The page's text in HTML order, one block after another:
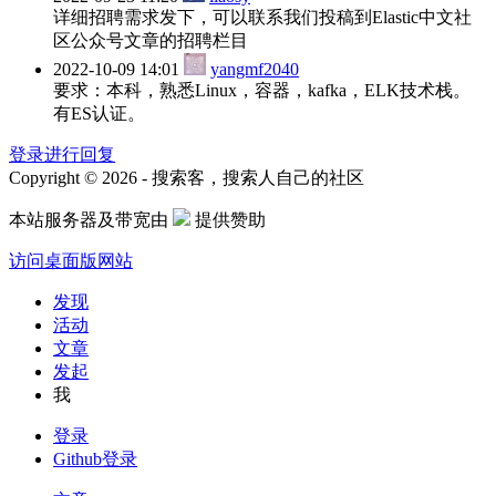
详细招聘需求发下，可以联系我们投稿到Elastic中文社
区公众号文章的招聘栏目
2022-10-09 14:01
yangmf2040
要求：本科，熟悉Linux，容器，kafka，ELK技术栈。
有ES认证。
登录进行回复
Copyright © 2026 - 搜索客，搜索人自己的社区
本站服务器及带宽由 提供赞助
访问桌面版网站
发现
活动
文章
发起
我
登录
Github登录